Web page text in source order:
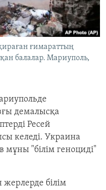
ғимараттың
балалар. Мариуполь,
демалысқа
Ресей
келеді. Украина
мұны "білім геноциді"
білім